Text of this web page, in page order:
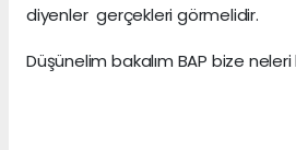
diyenler gerçekleri görmelidir.
Düşünelim bakalım BAP bize neleri